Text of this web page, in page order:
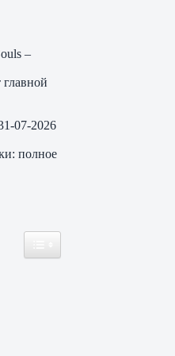
–
главной
07-2026
полное